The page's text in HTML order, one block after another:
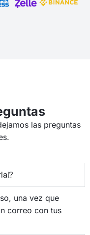
las preguntas
una vez que
correo con tus